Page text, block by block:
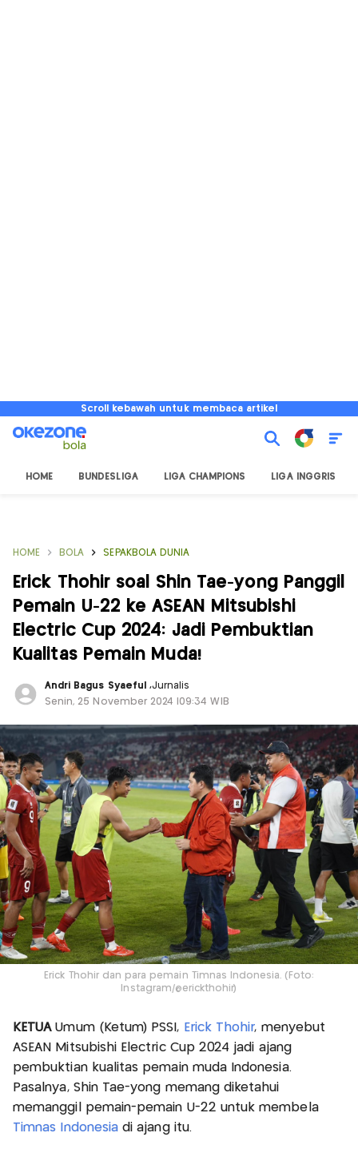
Scroll kebawah untuk membaca artikel
HOME BUNDESLIGA LIGA CHAMPIONS LIGA INGGRIS
HOME BOLA SEPAKBOLA DUNIA
Erick Thohir soal Shin Tae-yong Panggil
Pemain U-22 ke ASEAN Mitsubishi
Electric Cup 2024: Jadi Pembuktian
Kualitas Pemain Muda!
Andri Bagus Syaeful ,Jurnalis
Senin, 25 November 2024 |09:34 WIB
Erick Thohir dan para pemain Timnas Indonesia. (Foto:
Instagram/@erickthohir)
KETUAUmum (Ketum) PSSI, Erick Thohir, menyebut
ASEAN Mitsubishi Electric Cup 2024 jadi ajang
pembuktian kualitas pemain muda Indonesia.
Pasalnya, Shin Tae-yong memang diketahui
memanggil pemain-pemain U-22 untuk membela
Timnas Indonesia di ajang itu.